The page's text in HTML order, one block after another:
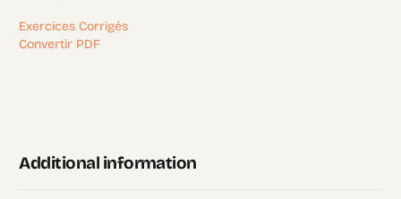
Exercices Corrigés
Convertir PDF
Additional information